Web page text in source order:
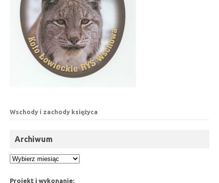
Wschody i zachody księżyca
Archiwum
Archiwum
Projekt i wykonanie: